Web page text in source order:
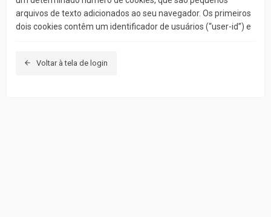
arquivos de texto adicionados ao seu navegador. Os primeiros
dois cookies contêm um identificador de usuários (“user-id”) e
terceiro cookie será criado uma vez que você tenha
Voltar à tela de login